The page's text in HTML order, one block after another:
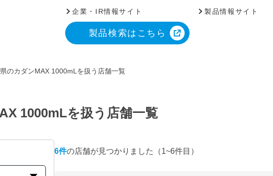
企業・IR情報サイト 製品情報サイト
製品検索はこちら
のカダンMAX 1000mLを扱う店舗一覧
1000mLを扱う店舗一覧
6件の店舗が見つかりました （1~6件目）